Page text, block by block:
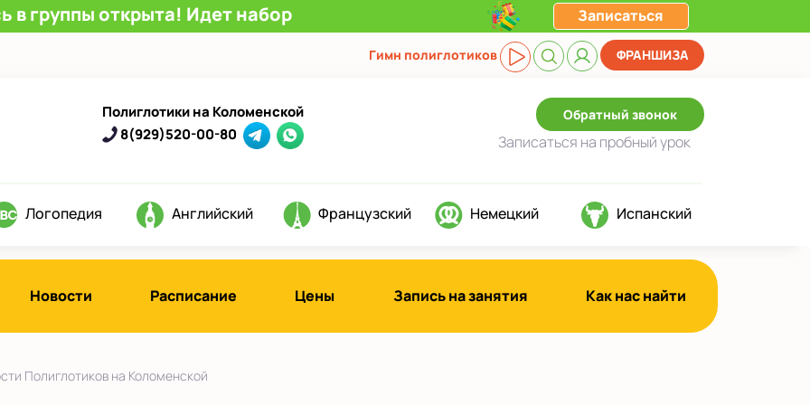
в группы открыта! Идет набор Записаться
Гимн полиглотиков ФРАНШИЗА
Полиглотики на Коломенской
8(929)520-00-80
Обратный звонок
Записаться на пробный урок
Логопедия Английский Французский Немецкий Испанский
Новости Расписание Цены Запись на занятия Как нас найти
Полиглотиков на Коломенской